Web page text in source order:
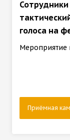
голоса на
Мероприятие
Приёмная